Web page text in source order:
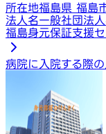
所在地福島県 福島
法人名一般社団法
福島身元保証支援セ
病院に入院する際